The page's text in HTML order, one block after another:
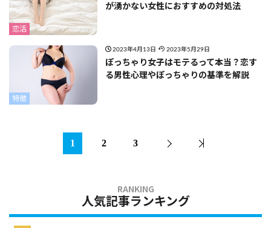
恋活
が湧かない女性におすすめの対処法
特徴
2023年4月13日 2023年5月29日
ぽっちゃり女子はモテるって本当？恋す
る男性心理やぽっちゃりの基準を解説
1 2 3
人気記事ランキング